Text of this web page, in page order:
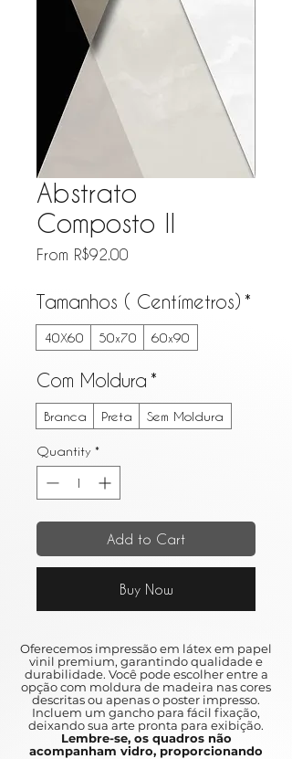
Abstrato
Composto II
From R$92.00
Tamanhos ( Centímetros) *
40X60 50x70 60x90
Com Moldura *
Branca Preta Sem Moldura
Quantity *
Add to Cart
Buy Now
Oferecemos impressão em látex em papel
vinil premium, garantindo qualidade e
durabilidade. Você pode escolher entre a
opção com moldura de madeira nas cores
descritas ou apenas o poster impresso.
Incluem um gancho para fácil fixação,
deixando sua arte pronta para exibição.
Lembre-se, os quadros não
acompanham vidro, proporcionando